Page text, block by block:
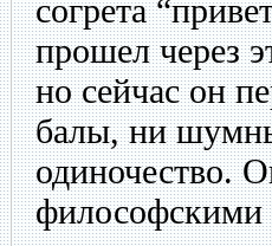
согрета
прошел через
но сейчас он
балы, ни
одиночество.
философскими